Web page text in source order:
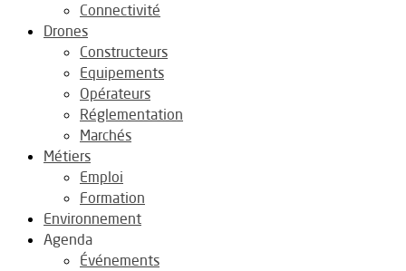
Connectivité
Drones
Constructeurs
Equipements
Opérateurs
Réglementation
Marchés
Métiers
Emploi
Formation
Environnement
Agenda
Événements